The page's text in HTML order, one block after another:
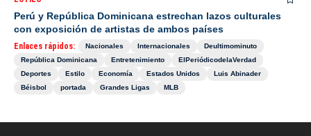
Perú y República Dominicana estrechan lazos culturales
con exposición de artistas de ambos países
Enlaces rápidos: Nacionales Internacionales
Deultimominuto
República Dominicana
Entretenimiento
ElPeriódicodelaVerdad
Deportes
Estilo Economía Estados Unidos
Luis Abinader
Béisbol
portada Grandes Ligas MLB